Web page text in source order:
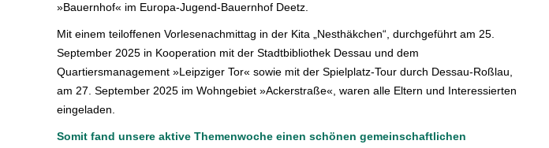
»Bauernhof« im Europa-Jugend-Bauernhof Deetz.
Mit einem teiloffenen Vorlesenachmittag in der Kita „Nesthäkchen“, durchgeführt am 25.
September 2025 in Kooperation mit der Stadtbibliothek Dessau und dem
Quartiersmanagement »Leipziger Tor« sowie mit der Spielplatz-Tour durch Dessau-Roßlau,
am 27. September 2025 im Wohngebiet »Ackerstraße«, waren alle Eltern und Interessierten
eingeladen.
Somit fand unsere aktive Themenwoche einen schönen gemeinschaftlichen